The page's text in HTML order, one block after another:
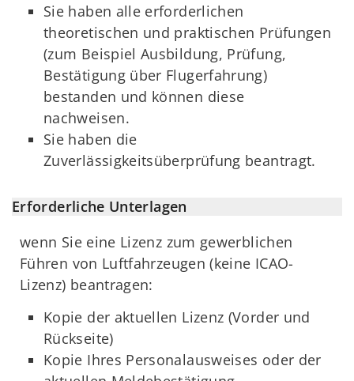
Sie haben alle erforderlichen
theoretischen und praktischen Prüfungen
(zum Beispiel Ausbildung, Prüfung,
Bestätigung über Flugerfahrung)
bestanden und können diese
nachweisen.
Sie haben die
Zuverlässigkeitsüberprüfung beantragt.
Erforderliche Unterlagen
wenn Sie eine Lizenz zum gewerblichen
Führen von Luftfahrzeugen (keine ICAO-
Lizenz) beantragen:
Kopie der aktuellen Lizenz (Vorder und
Rückseite)
Kopie Ihres Personalausweises oder der